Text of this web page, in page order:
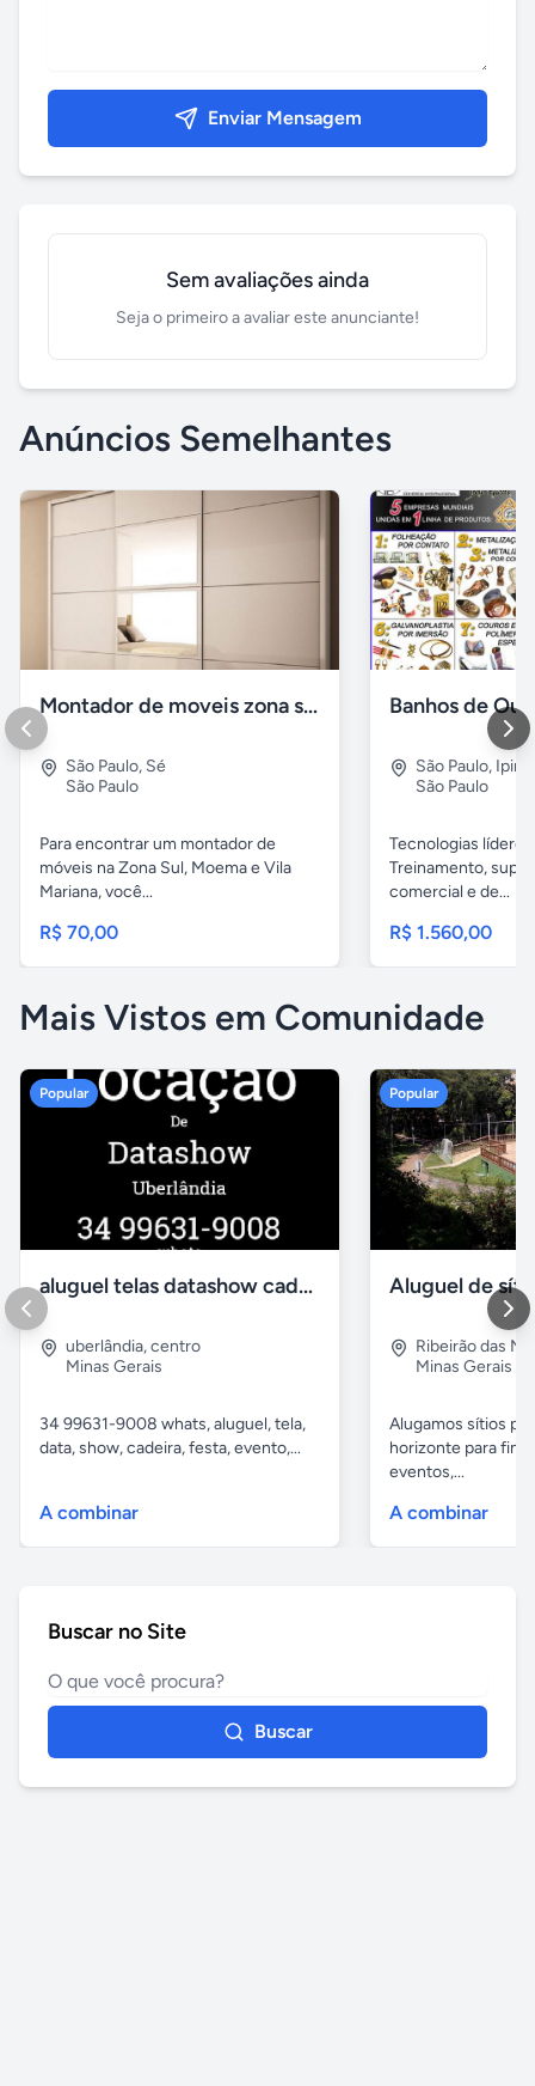
Enviar Mensagem
Sem avaliações ainda
Seja o primeiro a avaliar este anunciante!
Anúncios Semelhantes
Montador de moveis zona sul moema, vila mariana
São Paulo, Sé
São Paulo
Para encontrar um montador de
móveis na Zona Sul, Moema e Vila
Mariana, você...
R$ 70,00
São Paulo,
São Paulo
Tecnologias
Treinamento,
comercial e de...
R$ 1.560,00
Mais Vistos em Comunidade
Popular
aluguel telas datashow cadeiras uberlândia
uberlândia,centro
Minas Gerais
34 99631-9008 whats, aluguel, tela,
data, show, cadeira, festa, evento,...
A combinar
Popular
Ribeirão das
Minas Gerais
Alugamos sítios
horizonte para
eventos,...
A combinar
Buscar no Site
Buscar